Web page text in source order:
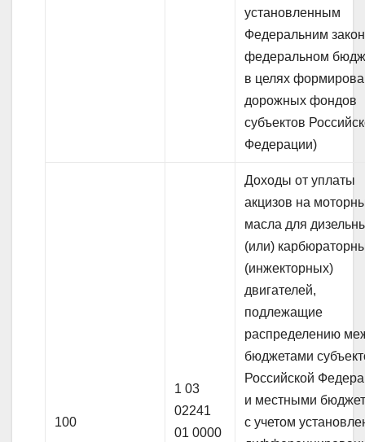
установленным
Федеральним
федеральном
в целях
дорожных фондов
субъектов
Федерации)
100
1 03
02241
01 0000
Доходы от уплаты
акцизов на
масла для
(или)
(инжекторных)
двигателей,
подлежащие
распределению
бюджетами
Российской
и местными
с учетом